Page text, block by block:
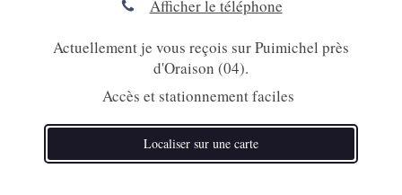
Afficher le téléphone
Actuellement je vous reçois sur Puimichel près
d'Oraison (04).
Accès et stationnement faciles
Localiser sur une carte